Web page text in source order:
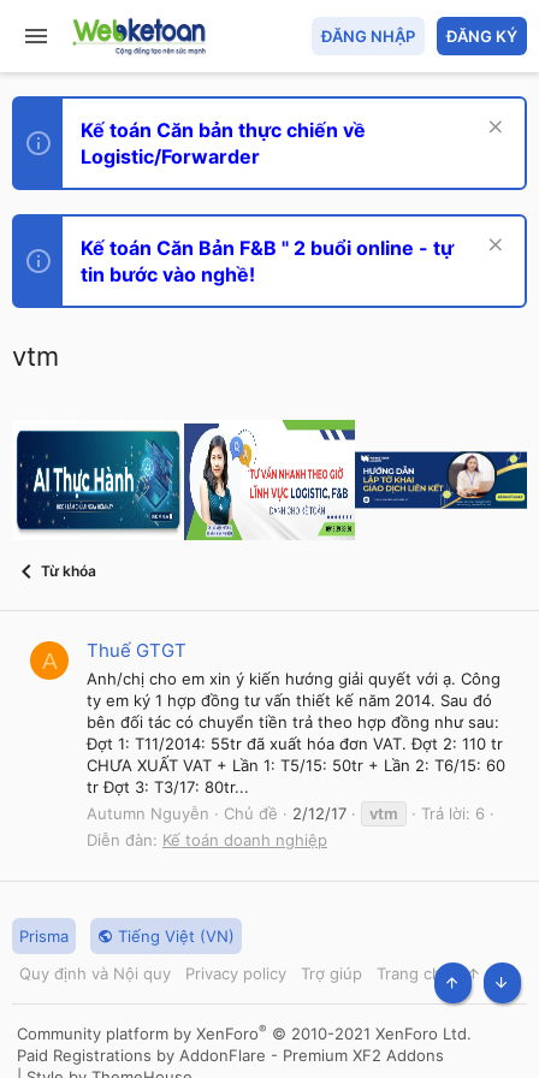
ĐĂNG NHẬP ĐĂNG KÝ
Kế toán Căn bản thực chiến về
Logistic/Forwarder
Kế toán Căn Bản F&B " 2 buổi online - tự
tin bước vào nghề!
vtm
Từ khóa
A Thuế GTGT
Anh/chị cho em xin ý kiến hướng giải quyết với ạ. Công
ty em ký 1 hợp đồng tư vấn thiết kế năm 2014. Sau đó
bên đối tác có chuyển tiền trả theo hợp đồng như sau:
Đợt 1: T11/2014: 55tr đã xuất hóa đơn VAT. Đợt 2: 110 tr
CHƯA XUẤT VAT + Lần 1: T5/15: 50tr + Lần 2: T6/15: 60
tr Đợt 3: T3/17: 80tr...
Autumn Nguyễn
Chủ đề 2/12/17 vtm
Trả lời: 6
Diễn đàn: Kế toán doanh nghiệp
Prisma
Tiếng Việt (VN)
Quy định và Nội quy
Privacy policy Trợ giúp Trang chủ
R
S
Community platform by XenForo® © 2010-2021 XenForo Ltd.
Paid Registrations by AddonFlare - Premium XF2 Addons
TOP